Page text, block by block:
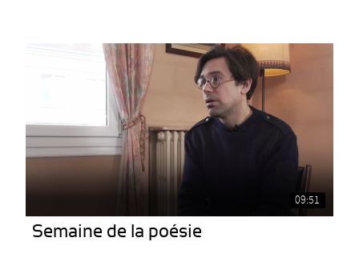
09:51
Semaine de la poésie